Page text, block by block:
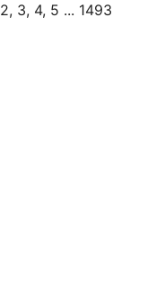
2, 3, 4, 5 ... 1493